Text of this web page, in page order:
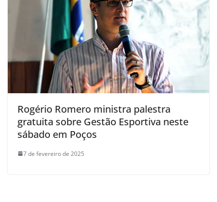
Rogério Romero ministra palestra
gratuita sobre Gestão Esportiva neste
sábado em Poços
7 de fevereiro de 2025